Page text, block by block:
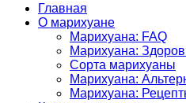
Главная
О марихуане
Марихуана: FAQ
Марихуана:
Сорта марихуаны
Марихуана:
Марихуана: